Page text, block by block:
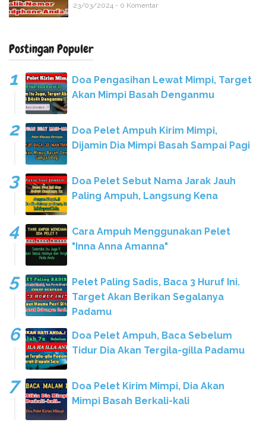
23/03/2024 - 0 Komentar
Postingan Populer
Doa Pengasihan Lewat Mimpi, Target
Akan Mimpi Basah Denganmu
Doa Pelet Ampuh Kirim Mimpi,
Dijamin Dia Mimpi Basah Sampai Pagi
Doa Pelet Sebut Nama Jarak Jauh
Paling Ampuh, Langsung Kena
Cara Ampuh Menggunakan Pelet
"Inna Anna Amanna"
Pelet Paling Sadis, Baca 3 Huruf Ini.
Target Akan Berikan Segalanya
Padamu
Doa Pelet Ampuh, Baca Sebelum
Tidur Dia Akan Tergila-gilla Padamu
Doa Pelet Kirim Mimpi, Dia Akan
Mimpi Basah Berkali-kali